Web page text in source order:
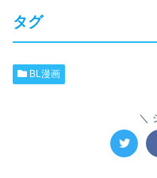
タグ
BL漫画